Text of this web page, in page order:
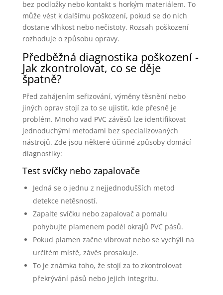
bez podložky nebo kontakt s horkým materiálem. To
může vést k dalšímu poškození, pokud se do nich
dostane vlhkost nebo nečistoty. Rozsah poškození
rozhoduje o způsobu opravy.
Předběžná diagnostika poškození -
Jak zkontrolovat, co se děje
špatně?
Před zahájením seřizování, výměny těsnění nebo
jiných oprav stojí za to se ujistit, kde přesně je
problém. Mnoho vad PVC závěsů lze identifikovat
jednoduchými metodami bez specializovaných
nástrojů. Zde jsou některé účinné způsoby domácí
diagnostiky:
Test svíčky nebo zapalovače
Jedná se o jednu z nejjednodušších metod
detekce netěsností.
Zapalte svíčku nebo zapalovač a pomalu
pohybujte plamenem podél okrajů PVC pásů.
Pokud plamen začne vibrovat nebo se vychýlí na
určitém místě, závěs prosakuje.
To je známka toho, že stojí za to zkontrolovat
překrývání pásů nebo jejich integritu.